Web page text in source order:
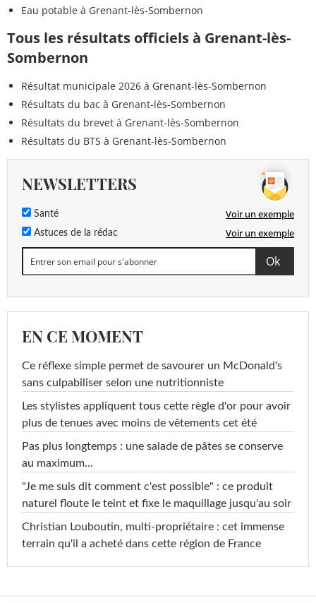
Eau potable à Grenant-lès-Sombernon
Tous les résultats officiels à Grenant-lès-
Sombernon
Résultat municipale 2026 à Grenant-lès-Sombernon
Résultats du bac à Grenant-lès-Sombernon
Résultats du brevet à Grenant-lès-Sombernon
Résultats du BTS à Grenant-lès-Sombernon
NEWSLETTERS
Santé Voir un exemple
Astuces de la rédac Voir un exemple
EN CE MOMENT
Ce réflexe simple permet de savourer un McDonald's
sans culpabiliser selon une nutritionniste
Les stylistes appliquent tous cette règle d'or pour avoir
plus de tenues avec moins de vêtements cet été
Pas plus longtemps : une salade de pâtes se conserve
au maximum...
"Je me suis dit comment c'est possible" : ce produit
naturel floute le teint et fixe le maquillage jusqu'au soir
Christian Louboutin, multi-propriétaire : cet immense
terrain qu'il a acheté dans cette région de France